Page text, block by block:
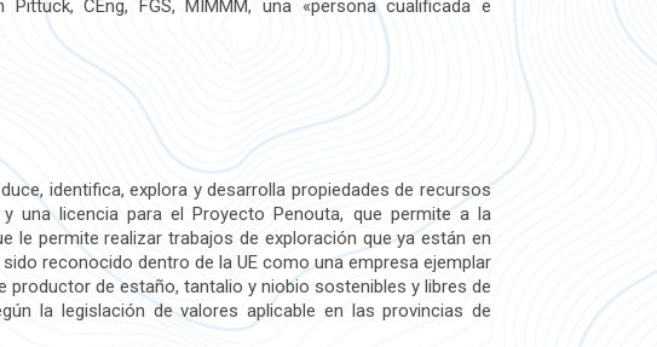
CEng, FGS, MIMMM, una «persona cualificada e
identifica, explora y desarrolla propiedades de recursos
una licencia para el Proyecto Penouta, que permite a la
le permite realizar trabajos de exploración que ya están en
reconocido dentro de la UE como una empresa ejemplar
de estaño, tantalio y niobio sostenibles y libres de
la legislación de valores aplicable en las provincias de